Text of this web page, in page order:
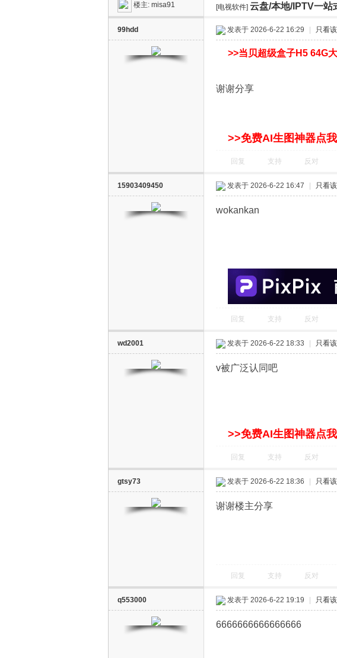
» › ›
楼主: misa91 [电视软件] 云盘/本地/IPTV一站
99hdd 发表于 2026-6-22 16:29 只看
>>当贝超级盒子H5 64G
谢谢分享
>>免费AI生图神器点
回复 支持 反对
15903409450 发表于 2026-6-22 16:47 只看
wokankan
回复 支持 反对
wd2001 发表于 2026-6-22 18:33 只看
v被广泛认同吧
>>免费AI生图神器点
回复 支持 反对
gtsy73 发表于 2026-6-22 18:36 只看
谢谢楼主分享
回复 支持 反对
q553000 发表于 2026-6-22 19:19 只看
6666666666666666